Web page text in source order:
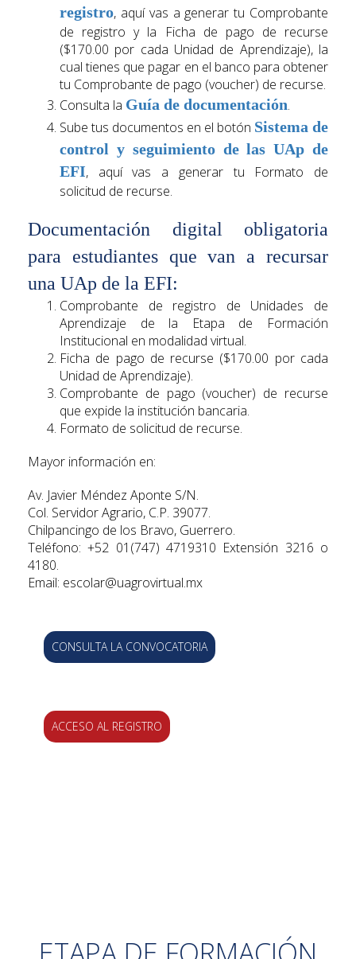
registro, aquí vas a generar tu Comprobante
de registro y la Ficha de pago de recurse
($170.00 por cada Unidad de Aprendizaje), la
cual tienes que pagar en el banco para obtener
tu Comprobante de pago (voucher) de recurse.
Consulta la Guía de documentación.
Sube tus documentos en el botón Sistema de
control y seguimiento de las UAp de
EFI, aquí vas a generar tu Formato de
solicitud de recurse.
Documentación digital obligatoria
para estudiantes que van a recursar
una UAp de la EFI:
Comprobante de registro de Unidades de
Aprendizaje de la Etapa de Formación
Institucional en modalidad virtual.
Ficha de pago de recurse ($170.00 por cada
Unidad de Aprendizaje).
Comprobante de pago (voucher) de recurse
que expide la institución bancaria.
Formato de solicitud de recurse.
Mayor información en:
Av. Javier Méndez Aponte S/N.
Col. Servidor Agrario, C.P. 39077.
Chilpancingo de los Bravo, Guerrero.
Teléfono: +52 01(747) 4719310 Extensión 3216 o
4180.
Email: escolar@uagrovirtual.mx
CONSULTA LA CONVOCATORIA
ACCESO AL REGISTRO